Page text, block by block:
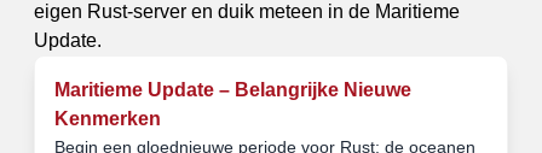
eigen Rust-server en duik meteen in de Maritieme
Update.
Maritieme Update – Belangrijke Nieuwe
Kenmerken
Begin een gloednieuwe periode voor Rust: de oceanen